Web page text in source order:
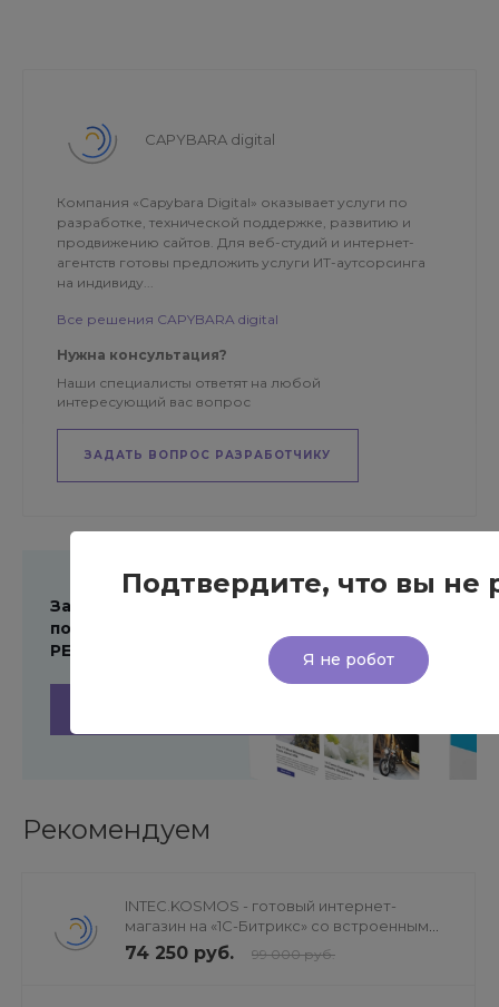
Подтвердите, что вы не
Я не робот
CAPYBARA digital
Компания «Capybara Digital» оказывает услуги по
разработке, технической поддержке, развитию и
продвижению сайтов. Для веб-студий и интернет-
агентств готовы предложить услуги ИТ-аутсорсинга
на индивиду...
Все решения CAPYBARA digital
Нужна консультация?
Наши специалисты ответят на любой
интересующий вас вопрос
ЗАДАТЬ ВОПРОС РАЗРАБОТЧИКУ
Заполните форму и
получите ПРЕЗЕНТАЦИЮ
РЕШЕНИЯ
Рекомендуем
INTEC.KOSMOS - готовый интернет-
магазин на «1С-Битрикс» со встроенным
искусственным интеллектом
74 250 руб. 99 000 руб.